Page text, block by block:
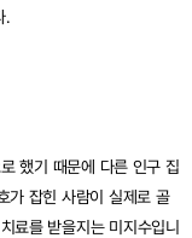
.
했기 때문에 다른 인구 집
가 잡힌 사람이 실제로 골
료를 받을지는 미지수입니